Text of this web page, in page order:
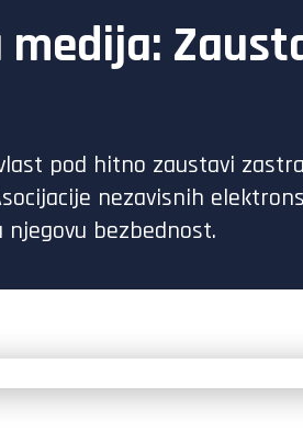
medija:
pod hitno zaustavi
nezavisnih
njegovu bezbednost.